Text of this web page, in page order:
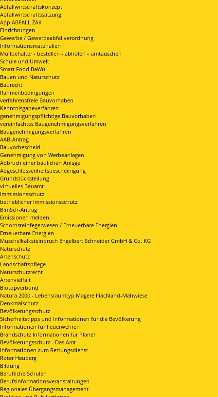
Abfallwirtschaftskonzept
Abfallwirtschaftssatzung
App ABFALL ZAK
Einrichtungen
Gewerbe / Gewerbeabfallverordnung
Informationsmaterialien
Müllbehälter - bestellen - abholen - umtauschen
Schule und Umwelt
Smart Food BaWü
Bauen und Naturschutz
Baurecht
Rahmenbedingungen
verfahrensfreie Bauvorhaben
Kenntnisgabeverfahren
genehmigungspflichtige Bauvorhaben
vereinfachtes Baugenehmigungsverfahren
Baugenehmigungsverfahren
AAB-Antrag
Bauvorbescheid
Genehmigung von Werbeanlagen
Abbruch einer baulichen Anlage
Abgeschlossenheitsbescheinigung
Grundstücksteilung
virtuelles Bauamt
Immissionsschutz
betrieblicher Immissionsschutz
BImSch-Antrag
Emissionen melden
Schornsteinfegerwesen / Erneuerbare Energien
Erneuerbare Energien
Muschelkalksteinbruch Engelbert Schneider GmbH & Co. KG
Naturschutz
Artenschutz
Landschaftspflege
Naturschutzrecht
Artenvielfalt
Biotopverbund
Natura 2000 - Lebensraumtyp Magere Flachland-Mähwiese
Denkmalschutz
Bevölkerungsschutz
Sicherheitstipps und Informationen für die Bevölkerung
Informationen für Feuerwehren
Brandschutz Informationen für Planer
Bevölkerungsschutz - Das Amt
Informationen zum Rettungsdienst
Roter Heuberg
Bildung
Berufliche Schulen
Berufsinformationsveranstaltungen
Regionales Übergangsmanagement